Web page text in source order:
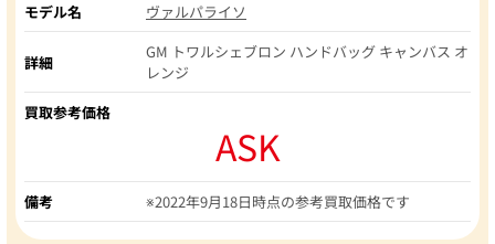
モデル名
ヴァルパライソ
詳細
GM トワルシェブロン ハンドバッグ キャンバス オ
レンジ
買取参考価格
ASK
備考 ※2022年9月18日時点の参考買取価格です